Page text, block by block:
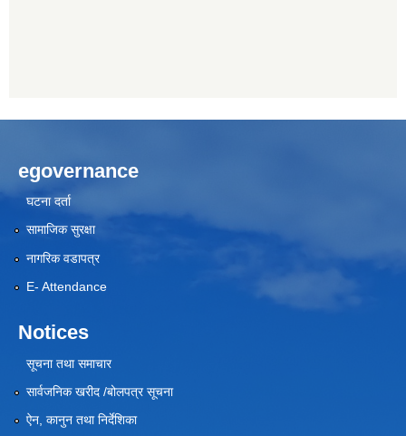
egovernance
घटना दर्ता
सामाजिक सुरक्षा
नागरिक वडापत्र
E- Attendance
Notices
सूचना तथा समाचार
सार्वजनिक खरीद /बोलपत्र सूचना
ऐन, कानुन तथा निर्देशिका